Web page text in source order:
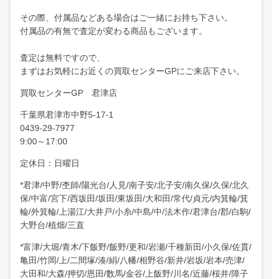
その際、付属品などある場合はご一緒にお持ち下さい。
付属品の有無で査定が変わる商品もございます。
査定は無料ですので、
まずはお気軽にお近くの買取センターGPにご来店下さい。
買取センターGP 君津店
千葉県君津市中野5-17-1
0439-29-7977
9:00～17:00
定休日：日曜日
*君津/中野/杢師/陽光台/人見/南子安/北子安/南久保/久保/北久
保/中富/宮下/西坂田/坂田/東坂田/大和田/常代/貞元/内箕輪/箕
輪/外箕輪/上湯江/大井戸/小糸/中島/中/法木作/君津台/郡/白駒/
大野台/植畑/三直
*富津/大堀/青木/下飯野/飯野/更和/岩瀬/千種新田/小久保/佐貫/
亀田/竹岡/上/二間塚/湊/絹/八幡/相野谷/新井/岩坂/岩本/売津/
大田和/大森/押切/恩田/数馬/金谷/上飯野/川名/近藤/桜井/障子